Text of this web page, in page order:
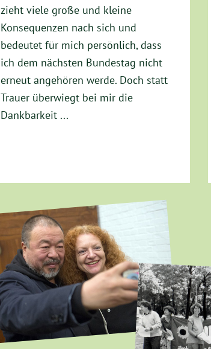
zieht viele große und kleine
Konsequenzen nach sich und
bedeutet für mich persönlich, dass
ich dem nächsten Bundestag nicht
erneut angehören werde. Doch statt
Trauer überwiegt bei mir die
Dankbarkeit ...